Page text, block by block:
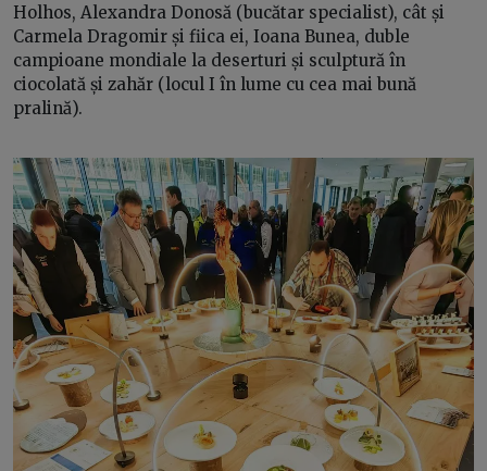
Holhos, Alexandra Donosă (bucătar specialist), cât și
Carmela Dragomir și fiica ei, Ioana Bunea, duble
campioane mondiale la deserturi și sculptură în
ciocolată și zahăr (locul I în lume cu cea mai bună
pralină).